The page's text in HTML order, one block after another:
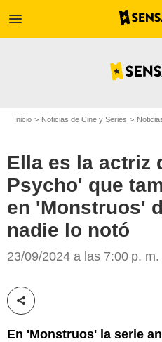
menu
Inicio Noticias de Cine y Series
Ella es la actriz
Psycho' que
en 'Monstruos'
nadie lo notó
23/09/2024 a las 7:00 p. m.
Compartir esta noticia
En 'Monstruos' la serie